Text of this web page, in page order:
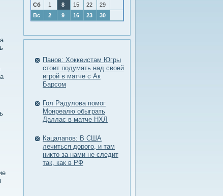
Сб
1 8 15 22
29
Вс
2 9 16 23 30
Панов: Хоккеистам Югры
стоит подумать над своей
игрой в матче с Ак
Барсом
Гол Радулова помог
Монреалю обыграть
Даллас в матче НХЛ
Кацалапов: В США
лечиться дорого, и там
никто за нами не следит
так, как в РФ